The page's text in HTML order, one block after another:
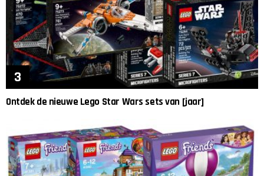
Ontdek de nieuwe Lego Star Wars sets van [jaar]